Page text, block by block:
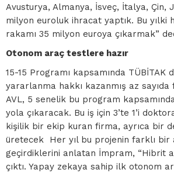
Avusturya, Almanya, İsveç, İtalya, Çin,
milyon euroluk ihracat yaptık. Bu yılki
rakamı 35 milyon euroya çıkarmak”
Otonom araç testlere hazır
15-15 Programı kapsamında TÜBİTAK
yararlanma hakkı kazanmış az
AVL, 5 senelik bu program
yola çıkaracak. Bu iş için 3’te 1’i
kişilik bir ekip kuran firma, ayrıca bir
üretecek Her yıl bu projenin farklı bir
geçirdiklerini anlatan İmpram, “Hibrit
çıktı. Yapay zekaya sahip ilk otonom